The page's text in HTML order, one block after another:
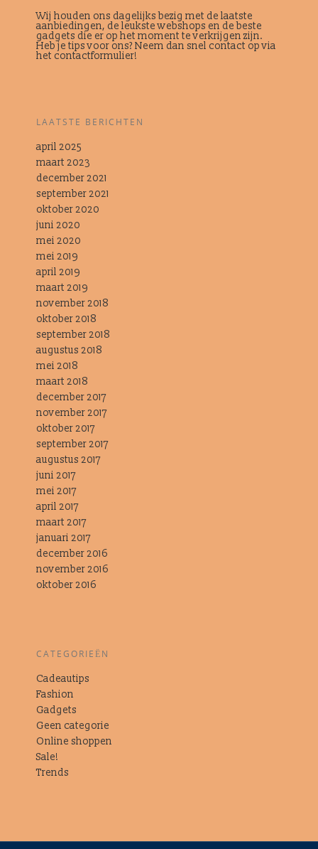
Wij houden ons dagelijks bezig met de laatste
aanbiedingen, de leukste webshops en de beste
gadgets die er op het moment te verkrijgen zijn.
Heb je tips voor ons? Neem dan snel contact op via
het contactformulier!
LAATSTE BERICHTEN
april 2025
maart 2023
december 2021
september 2021
oktober 2020
juni 2020
mei 2020
mei 2019
april 2019
maart 2019
november 2018
oktober 2018
september 2018
augustus 2018
mei 2018
maart 2018
december 2017
november 2017
oktober 2017
september 2017
augustus 2017
juni 2017
mei 2017
april 2017
maart 2017
januari 2017
december 2016
november 2016
oktober 2016
CATEGORIEËN
Cadeautips
Fashion
Gadgets
Geen categorie
Online shoppen
Sale!
Trends